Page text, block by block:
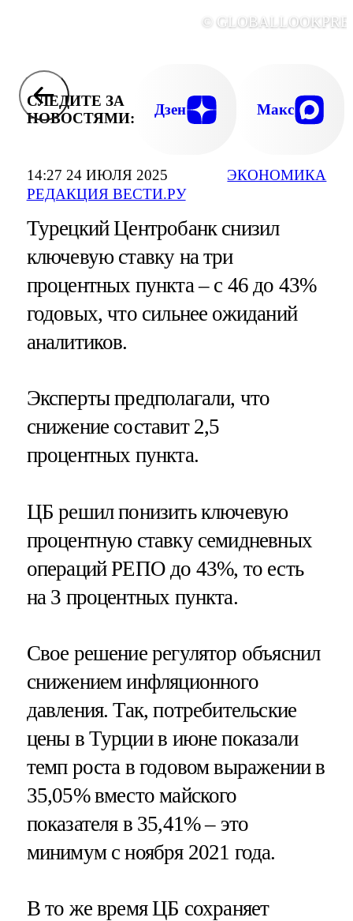
14:27 24 ИЮЛЯ 2025
РЕДАКЦИЯ ВЕСТИ.РУ
ЭКОНОМИКА
©
СЛЕДИТЕ ЗА
НОВОСТЯМИ:
Дзен Макс
Турецкий Центробанк снизил
ключевую ставку на три
процентных пункта – с 46 до 43%
годовых, что сильнее ожиданий
аналитиков.
Эксперты предполагали, что
снижение составит 2,5
процентных пункта.
ЦБ решил понизить ключевую
процентную ставку семидневных
операций РЕПО до 43%, то есть
на 3 процентных пункта.
Свое решение регулятор объяснил
снижением инфляционного
давления. Так, потребительские
цены в Турции в июне показали
темп роста в годовом выражении в
35,05% вместо майского
показателя в 35,41% – это
минимум с ноября 2021 года.
В то же время ЦБ сохраняет